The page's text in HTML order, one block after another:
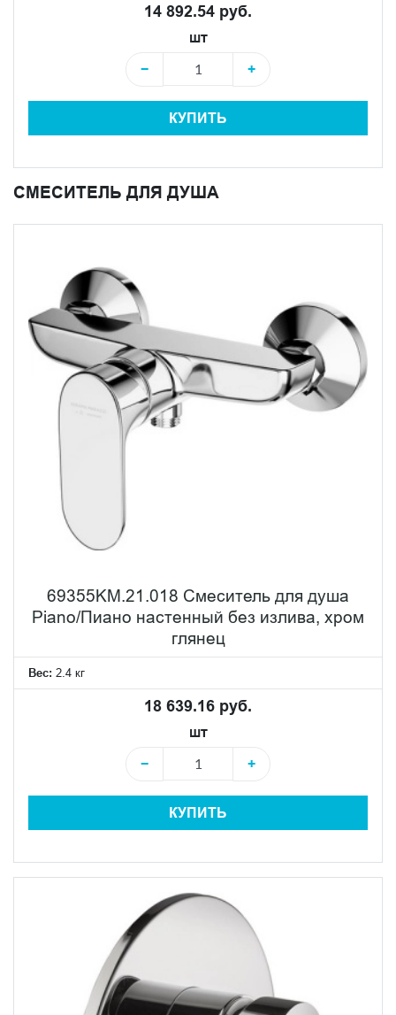
14 892.54 руб.
шт
−
+
КУПИТЬ
СМЕСИТЕЛЬ ДЛЯ ДУША
69355KM.21.018 Смеситель для душа
Piano/Пиано настенный без излива, хром
глянец
Вес: 2.4 кг
18 639.16 руб.
шт
−
+
КУПИТЬ